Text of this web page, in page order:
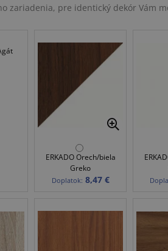
zariadenia, pre identický dekór Vám
ERKADO Orech/biela
Greko
Doplatok: 8,47 €